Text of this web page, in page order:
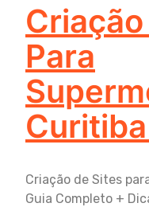
Para
Criação de Sites
Guia Completo +